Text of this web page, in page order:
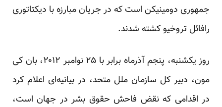
جمهوری دومینیکن است که در جریان مبارزه با دیکتاتوری
رافائل تروخیو کشته شدند.
روز یکشنبه، پنجم آذرماه برابر با ۲۵ نوامبر ۲۰۱۲، ‌بان کی
مون، دبیر کل سازمان ملل متحد، در بیانیه‌ای اعلام کرد
در اقدامی که نقض فاحش حقوق بشر در جهان است،